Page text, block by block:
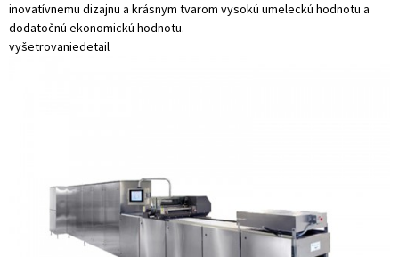
inovatívnemu dizajnu a krásnym tvarom vysokú umeleckú hodnotu a
dodatočnú ekonomickú hodnotu.
vyšetrovaniedetail